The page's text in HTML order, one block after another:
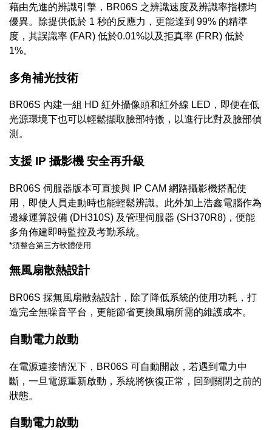
藉由先進的辨識引擎，BR06S 之辨識速度及辨識率指標均
優異。除提供低於 1 秒的反應力，更能達到 99% 的精準
度，其誤識率 (FAR) 低於0.01%以及拒真率 (FRR) 低於
1%。
多角補光技術
BR06S 內建一組 HD 紅外攝像頭和紅外線 LED，即便在低
光源環境下也可以輕鬆擷取臉部特徵，以進行比對及臉部偵
測。
支援 IP 攝影機 安全再升級
BR06S 伺服器版本可直接與 IP CAM 網路攝影機搭配使
用，即使人員走動時也能輕鬆辨識。此外加上浩鑫電腦作為
邊緣運算設備 (DH310S) 及管理伺服器 (SH370R8)，便能
多角佈建即時監控及考勤系統。
*須整合第三方軟體使用
無風扇散熱設計
BR06S 採無風扇散熱設計，除了降低系統的使用功耗，打
造完全無噪音平台，更能節省更換風扇所需的維護成本。
自動電力啟動
在電源連接情況下，BR06S 可自動開啟，若遇到電力中
斷，一旦電源重新啟動，系統將恢復正常，回到關閉之前的
狀態。
自動電力啟動